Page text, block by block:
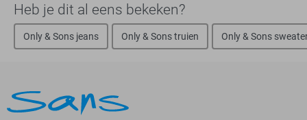
Heb je dit al eens bekeken?
Only & Sons jeans Only & Sons truien Only & Sons